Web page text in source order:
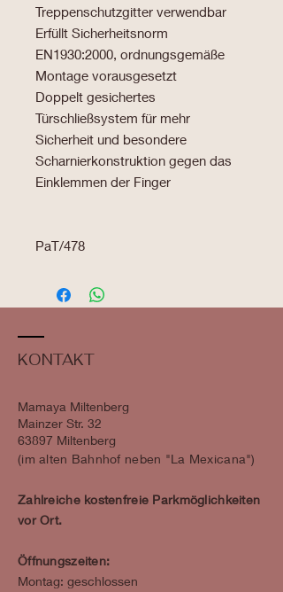
Treppenschutzgitter verwendbar
Erfüllt Sicherheitsnorm
EN1930:2000, ordnungsgemäße
Montage vorausgesetzt
Doppelt gesichertes
Türschließsystem für mehr
Sicherheit und besondere
Scharnierkonstruktion gegen das
Einklemmen der Finger
PaT/478
KONTAKT
Mamaya Miltenberg
Mainzer Str. 32
63897 Miltenberg
​​(im alten Bahnhof neben "La Mexicana")
Zahlreiche kostenfreie Parkmöglichkeiten
vor Ort.
Öffnungszeiten:
Montag: geschlossen